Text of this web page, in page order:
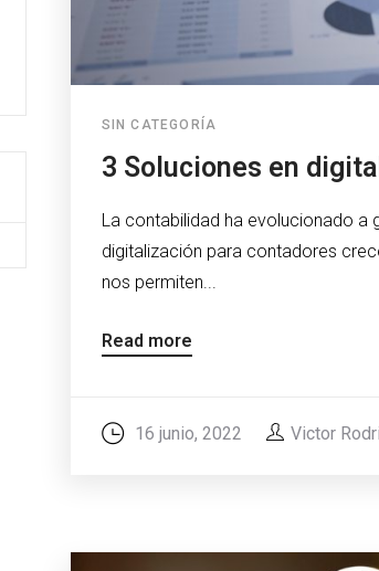
SIN CATEGORÍA
3 Soluciones en
La contabilidad ha evolucionado a
digitalización para contadores
nos permiten...
Read more
16 junio, 2022 Victor